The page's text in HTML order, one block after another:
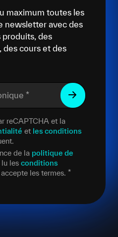
maximum toutes les
newsletter avec des
produits, des
des cours et des
*
reCAPTCHA et la
et les conditions
de la politique de
les conditions
les termes. *